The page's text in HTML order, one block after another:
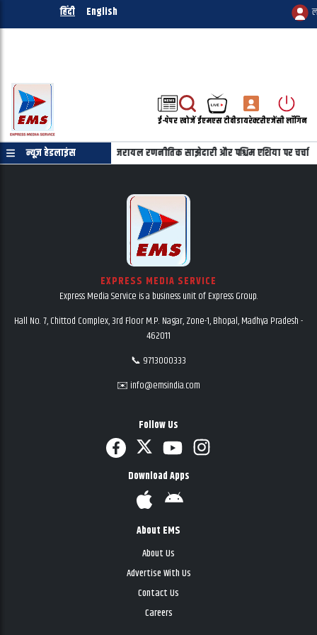
हिंदी English
ई-पेपरखोजेंईएमएस टीवीडायरेक्टरीएजेंसी लॉगिन
न्यूज़ हेडलाइंस
की फोन पर बातचीत, भारत-इजरायल रणनीतिक साझेदारी और पश्चिम एशिया पर चर्चा
EXPRESS MEDIA SERVICE
Express Media Service is a business unit of Express Group.
Hall No. 7, Chittod Complex, 3rd Floor M.P. Nagar, Zone-1, Bhopal, Madhya Pradesh -
462011
📞 9713000333
✉️ info@emsindia.com
Follow Us
Download Apps
About EMS
About Us
Advertise With Us
Contact Us
Careers